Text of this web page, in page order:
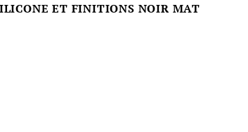
ET FINITIONS NOIR MAT